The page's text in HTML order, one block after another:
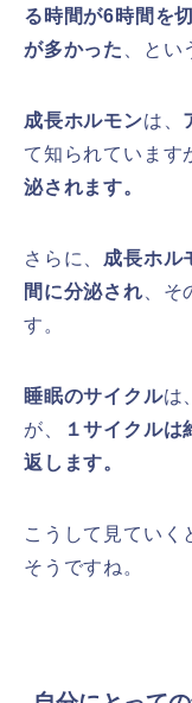
る時間が6時間を
が多かった
、と
成長ホルモンは、
て知られています
泌されます。
さらに、 成長ホル
間に分泌され 、
す。
睡眠のサイクルは
が、
１サイクルは
返します。
こうして見ていく
そうですね。